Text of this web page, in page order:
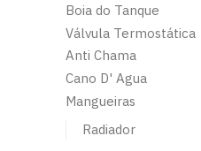
Boia do Tanque
Válvula Termostática
Anti Chama
Cano D' Agua
Mangueiras
Radiador